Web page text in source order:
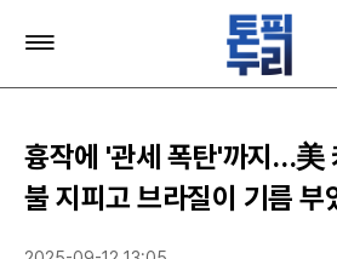
주
스
메
뉴
펼
흉작에 '관세 폭탄'까지…美
불 지피고 브라질이 기름 부